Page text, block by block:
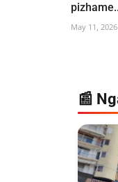
May 11, 2026
📰